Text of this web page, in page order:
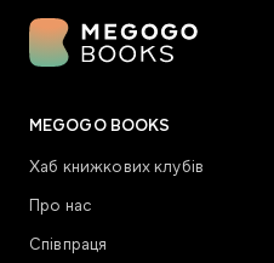
MEGOGO BOOKS
Хаб книжкових клубів
Про нас
Співпраця